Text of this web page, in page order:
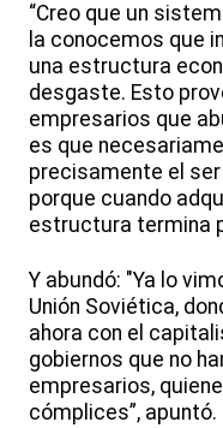
“Creo que un
la conocemos que
una estructura
desgaste. Esto
empresarios que
es que
precisamente el
porque cuando
estructura termina
Y abundó: "Ya lo
Unión Soviética,
ahora con el
gobiernos que no
empresarios,
cómplices”, apuntó.